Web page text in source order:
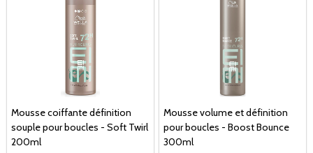
Mousse coiffante définition
souple pour boucles - Soft Twirl
200ml
Mousse volume et définition
pour boucles - Boost Bounce
300ml